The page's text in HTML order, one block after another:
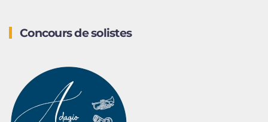
Concours de solistes